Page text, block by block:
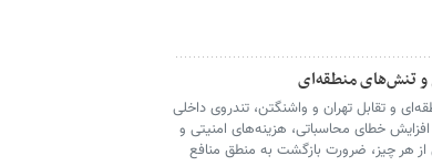
و تنش‌های منطقه‌ای
و تقابل تهران و واشنگتن، تندروی داخلی
خطای محاسباتی، هزینه‌های امنیتی و
هر چیز، ضرورت بازگشت به منطق منافع